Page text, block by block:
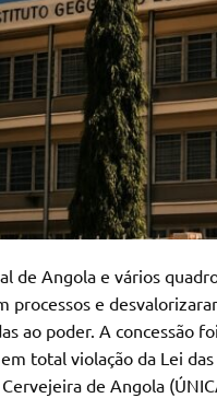
de Angola e vários
processos e
ao poder. A concessão
total violação da Lei
de Angola